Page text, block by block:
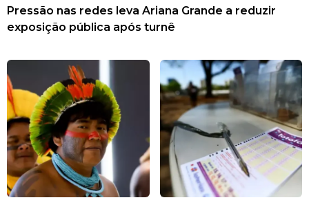
Pressão nas redes leva Ariana Grande a reduzir
exposição pública após turnê